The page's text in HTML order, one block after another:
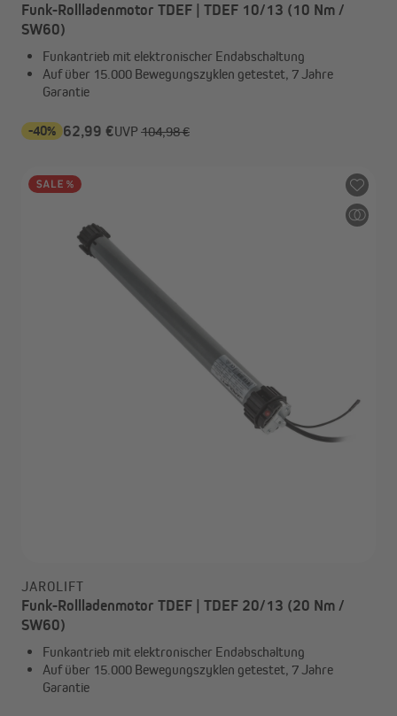
Funk-Rollladenmotor TDEF | TDEF 10/13 (10 Nm /
SW60)
Funkantrieb mit elektronischer Endabschaltung
Auf über 15.000 Bewegungszyklen getestet, 7 Jahre
Garantie
-40% 62,99 €UVP 104,98 €
JAROLIFT
Funk-Rollladenmotor TDEF | TDEF 20/13 (20 Nm /
SW60)
Funkantrieb mit elektronischer Endabschaltung
Auf über 15.000 Bewegungszyklen getestet, 7 Jahre
Garantie